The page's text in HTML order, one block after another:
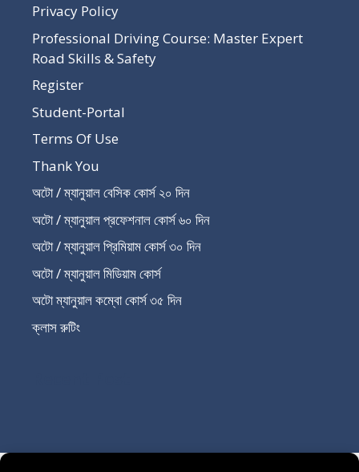
Privacy Policy
Professional Driving Course: Master Expert
Road Skills & Safety
Register
Student-Portal
Terms Of Use
Thank You
অটো / ম্যানুয়াল বেসিক কোর্স ২০ দিন
অটো / ম্যানুয়াল প্রফেশনাল কোর্স ৬০ দিন
অটো / ম্যানুয়াল প্রিমিয়াম কোর্স ৩০ দিন
অটো / ম্যানুয়াল মিডিয়াম কোর্স
অটো ম্যানুয়াল কম্বো কোর্স ৩৫ দিন
ক্লাস রুটিং